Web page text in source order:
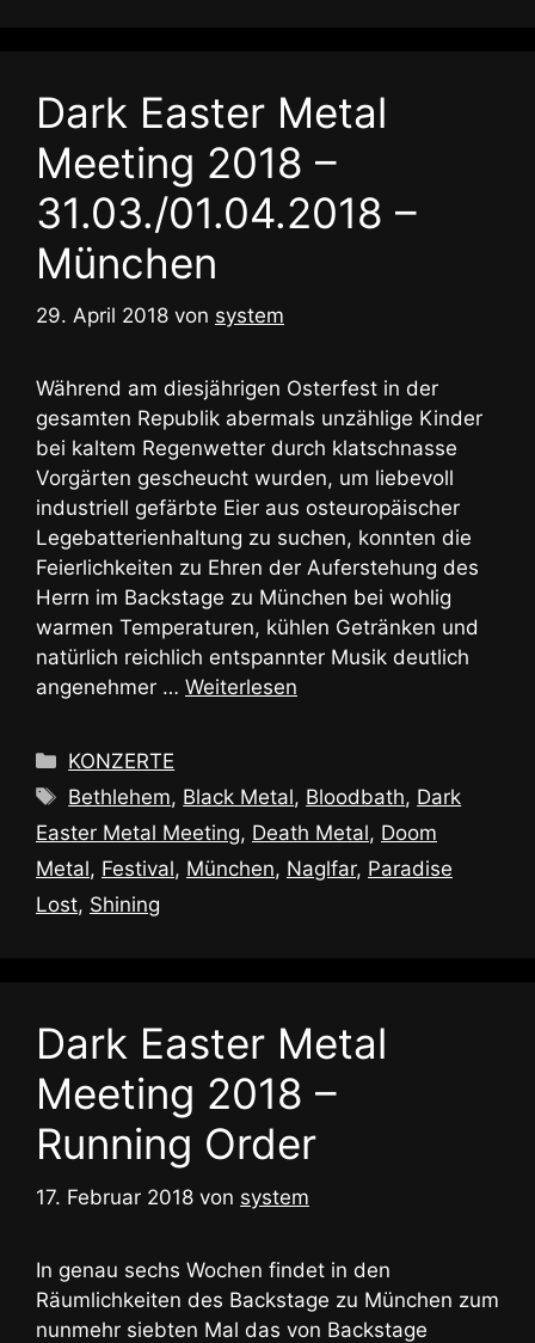
Dark Easter Metal
Meeting 2018 –
31.03./01.04.2018 –
München
29. April 2018 von system
Während am diesjährigen Osterfest in der
gesamten Republik abermals unzählige Kinder
bei kaltem Regenwetter durch klatschnasse
Vorgärten gescheucht wurden, um liebevoll
industriell gefärbte Eier aus osteuropäischer
Legebatterienhaltung zu suchen, konnten die
Feierlichkeiten zu Ehren der Auferstehung des
Herrn im Backstage zu München bei wohlig
warmen Temperaturen, kühlen Getränken und
natürlich reichlich entspannter Musik deutlich
angenehmer … Weiterlesen
Kategorien
KONZERTE
Schlagwörter
Bethlehem, Black Metal, Bloodbath, Dark
Easter Metal Meeting, Death Metal, Doom
Metal, Festival, München, Naglfar, Paradise
Lost, Shining
Dark Easter Metal
Meeting 2018 –
Running Order
17. Februar 2018 von system
In genau sechs Wochen findet in den
Räumlichkeiten des Backstage zu München zum
nunmehr siebten Mal das von Backstage